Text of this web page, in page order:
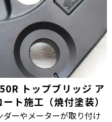
トップブリッジ ア
ト施工（焼付塗装）
ダーやメーターが取り付け